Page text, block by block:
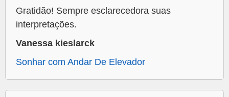
Gratidão! Sempre esclarecedora suas
interpretações.
Vanessa kieslarck
Sonhar com Andar De Elevador